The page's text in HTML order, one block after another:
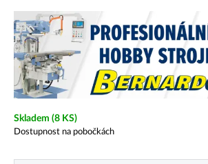
Skladem (8 KS)
Dostupnost na pobočkách